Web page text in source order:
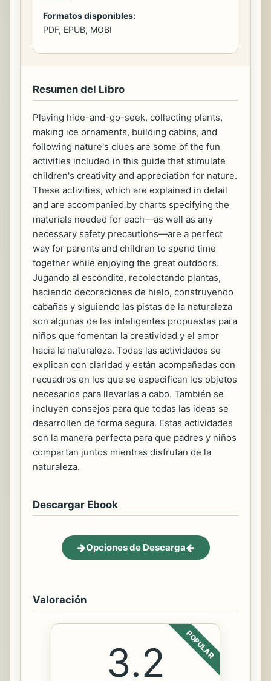
Formatos disponibles:
PDF, EPUB, MOBI
Resumen del Libro
Playing hide-and-go-seek, collecting plants,
making ice ornaments, building cabins, and
following nature's clues are some of the fun
activities included in this guide that stimulate
children's creativity and appreciation for nature.
These activities, which are explained in detail
and are accompanied by charts specifying the
materials needed for each—as well as any
necessary safety precautions—are a perfect
way for parents and children to spend time
together while enjoying the great outdoors.
Jugando al escondite, recolectando plantas,
haciendo decoraciones de hielo, construyendo
cabañas y siguiendo las pistas de la naturaleza
son algunas de las inteligentes propuestas para
niños que fomentan la creatividad y el amor
hacia la naturaleza. Todas las actividades se
explican con claridad y están acompañadas con
recuadros en los que se especifican los objetos
necesarios para llevarlas a cabo. También se
incluyen consejos para que todas las ideas se
desarrollen de forma segura. Estas actividades
son la manera perfecta para que padres y niños
compartan juntos mientras disfrutan de la
naturaleza.
Descargar Ebook
Opciones de Descarga
Valoración
POPULAR
3.2